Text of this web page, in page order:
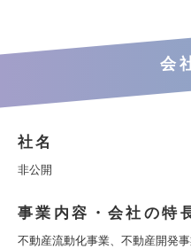
会
社名
非公開
事業内容・会社の特
不動産流動化事業、不動産開発